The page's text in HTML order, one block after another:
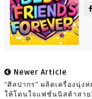
Newer Article
“ศิลปากร” ผลิตเครื่องนุ่ง
ให้โดนใจแฟชั่นนิสต้าสาย